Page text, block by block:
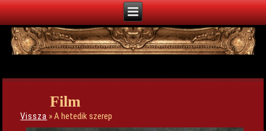
Film
Vissza » A hetedik szerep